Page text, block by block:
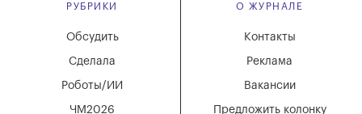
РУБРИКИ
Обсудить
Сделала
Роботы/ИИ
ЧМ2026
О ЖУРНАЛЕ
Вакансии
Реклама
Контакты
Предложить колонку